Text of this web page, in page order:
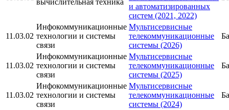
вычислительная техника
и автоматизированных
систем (2021, 2022)
11.03.02
Инфокоммуникационные
технологии и системы
связи
Мультисервисные
телекоммуникационные
системы (2026)
11.03.02
Инфокоммуникационные
технологии и системы
связи
Мультисервисные
телекоммуникационные
системы (2025)
11.03.02
Инфокоммуникационные
технологии и системы
связи
Мультисервисные
телекоммуникационные
системы (2024)